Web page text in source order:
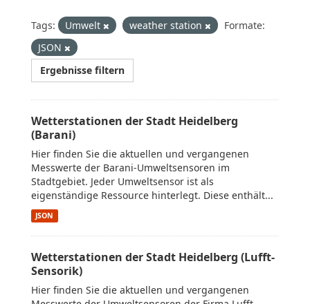
Tags: Umwelt weather station
Formate:
JSON
Ergebnisse filtern
Wetterstationen der Stadt Heidelberg
(Barani)
Hier finden Sie die aktuellen und vergangenen
Messwerte der Barani-Umweltsensoren im
Stadtgebiet. Jeder Umweltsensor ist als
eigenständige Ressource hinterlegt. Diese enthält...
JSON
Wetterstationen der Stadt Heidelberg (Lufft-
Sensorik)
Hier finden Sie die aktuellen und vergangenen